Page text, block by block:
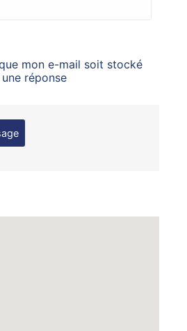
mon e-mail soit stocké
réponse